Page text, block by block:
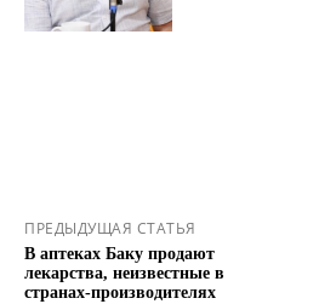
ПРЕДЫДУЩАЯ СТАТЬЯ
В аптеках Баку продают
лекарства, неизвестные в
странах-производителях